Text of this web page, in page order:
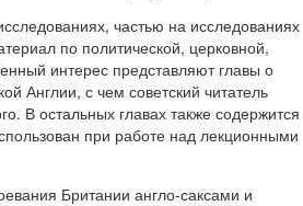
частью на исследованиях
по политической, церковной,
интерес представляют главы о
Англии, с чем советский читатель
В остальных главах также содержится
при работе над лекционными
Британии англо-саксами и